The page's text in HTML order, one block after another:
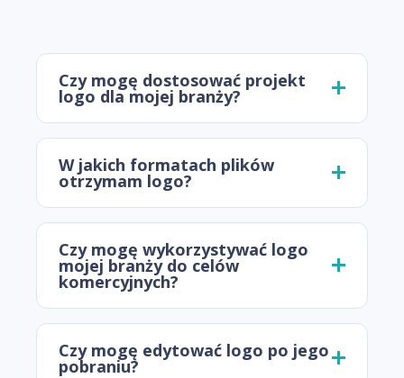
Czy mogę dostosować projekt
logo dla mojej branży?
W jakich formatach plików
otrzymam logo?
Czy mogę wykorzystywać logo
mojej branży do celów
komercyjnych?
Czy mogę edytować logo po jego
pobraniu?